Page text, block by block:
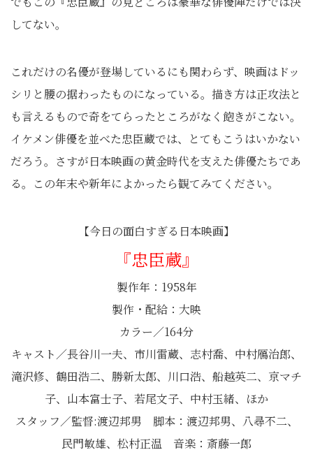
してない。
これだけの名優が登場しているにも関わらず、映画はドッ
シリと腰の据わったものになっている。描き方は正攻法と
も言えるもので奇をてらったところがなく飽きがこない。
イケメン俳優を並べた忠臣蔵では、とてもこうはいかない
だろう。さすが日本映画の黄金時代を支えた俳優たちであ
る。この年末や新年によかったら観てみてください。
【今日の面白すぎる日本映画】
『忠臣蔵』
製作年：1958年
製作・配給：大映
カラー／164分
キャスト／長谷川一夫、市川雷蔵、志村喬、中村鴈治郎、
滝沢修、鶴田浩二、勝新太郎、川口浩、船越英二、京マチ
子、山本富士子、若尾文子、中村玉緒、ほか
スタッフ／監督:渡辺邦男 脚本：渡辺邦男、八尋不二、
民門敏雄、松村正温 音楽：斎藤一郎